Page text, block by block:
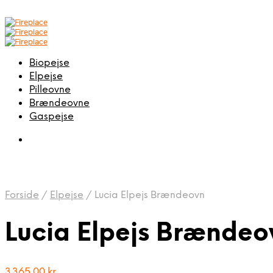
Biopejse
Elpejse
Pilleovne
Brændeovne
Gaspejse
Forside / Elpejse / Lucia Elpejs Brændeovn
Lucia Elpejs